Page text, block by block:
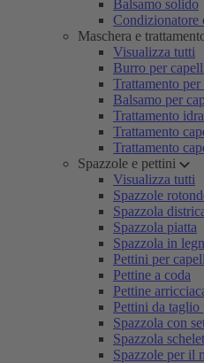
Balsamo solido
Condizionatore
Maschera e
Visualizza tutti
Burro per
Trattamento
Balsamo per
Trattamento
Trattamento
Trattamento
Spazzole e pettini
Visualizza tutti
Spazzole
Spazzola
Spazzola piatta
Spazzola in
Pettini per
Pettine a coda
Pettine
Pettini da taglio
Spazzola con
Spazzola
Spazzole per il